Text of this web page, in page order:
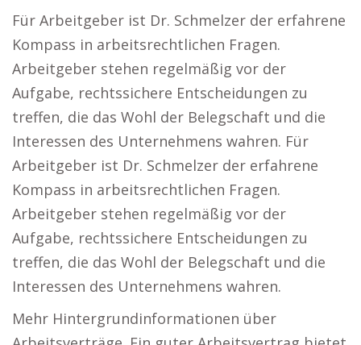
Für Arbeitgeber ist Dr. Schmelzer der erfahrene
Kompass in arbeitsrechtlichen Fragen.
Arbeitgeber stehen regelmäßig vor der
Aufgabe, rechtssichere Entscheidungen zu
treffen, die das Wohl der Belegschaft und die
Interessen des Unternehmens wahren. Für
Arbeitgeber ist Dr. Schmelzer der erfahrene
Kompass in arbeitsrechtlichen Fragen.
Arbeitgeber stehen regelmäßig vor der
Aufgabe, rechtssichere Entscheidungen zu
treffen, die das Wohl der Belegschaft und die
Interessen des Unternehmens wahren.
Mehr Hintergrundinformationen über